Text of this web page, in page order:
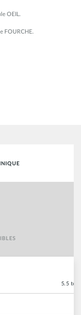
OEIL.
FOURCHE.
5.5 ton